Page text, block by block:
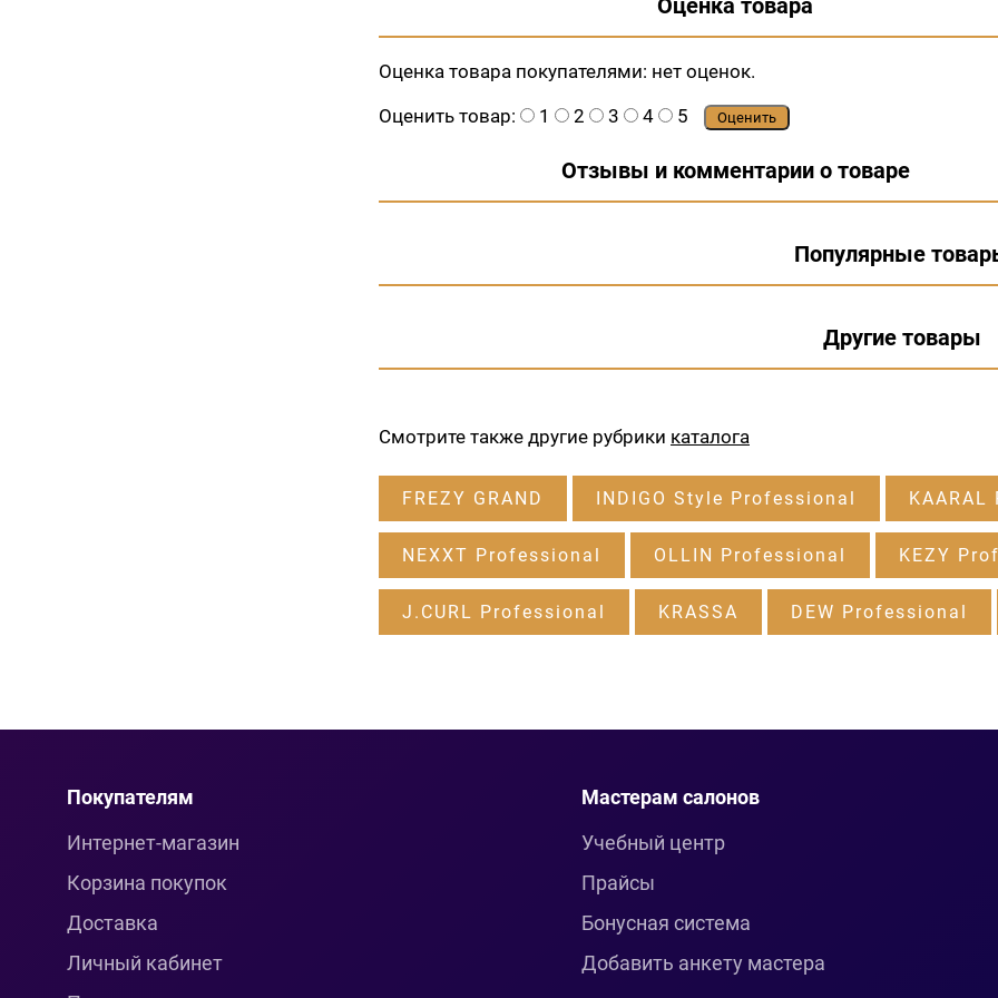
Оценка товара
Оценка товара покупателями: нет оценок.
Оценить товар:
1 2 3 4 5 Оценить
Отзывы и комментарии о товаре
Популярные
Другие товары
Смотрите также другие рубрики каталога
FREZY GRAND INDIGO Style Professional
NEXXT Professional OLLIN Professional KEZY
J.CURL Professional KRASSA DEW Professional
Покупателям
Интернет-магазин
Корзина покупок
Доставка
Личный кабинет
Мастерам салонов
Учебный центр
Прайсы
Бонусная система
Добавить анкету мастера